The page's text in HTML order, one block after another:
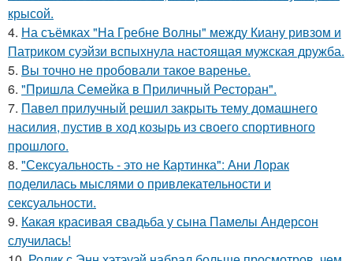
крысой.
4. На съёмках "На Гребне Волны" между Киану ривзом и
Патриком суэйзи вспыхнула настоящая мужская дружба.
5. Вы точно не пробовали такое варенье.
6. "Пришла Семейка в Приличный Ресторан".
7. Павел прилучный решил закрыть тему домашнего
насилия, пустив в ход козырь из своего спортивного
прошлого.
8. "Сексуальность - это не Картинка": Ани Лорак
поделилась мыслями о привлекательности и
сексуальности.
9. Какая красивая свадьба у сына Памелы Андерсон
случилась!